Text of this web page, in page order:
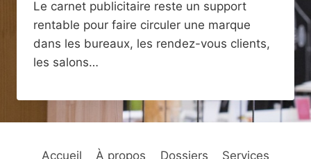
Le carnet publicitaire reste un support
rentable pour faire circuler une marque
dans les bureaux, les rendez-vous clients,
les salons…
Accueil À propos Dossiers Services